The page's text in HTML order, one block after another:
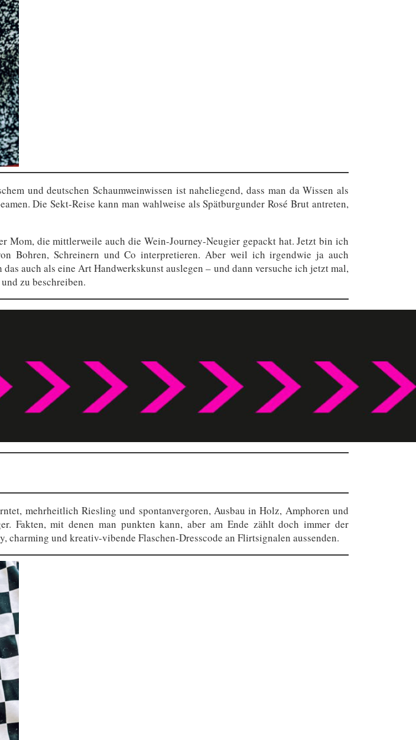
und deutschen Schaumweinwissen ist naheliegend, dass man da Wissen als
Die Sekt-Reise kann man wahlweise als Spätburgunder Rosé Brut antreten,
die mittlerweile auch die Wein-Journey-Neugier gepackt hat. Jetzt bin ich
Bohren, Schreinern und Co interpretieren. Aber weil ich irgendwie ja auch
auch als eine Art Handwerkskunst auslegen – und dann versuche ich jetzt mal,
zu beschreiben.
mehrheitlich Riesling und spontanvergoren, Ausbau in Holz, Amphoren und
Fakten, mit denen man punkten kann, aber am Ende zählt doch immer der
charming und kreativ-vibende Flaschen-Dresscode an Flirtsignalen aussenden.